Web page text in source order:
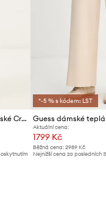
adidas Originals tepláky dámské Crochet
*-5 % s kódem: LST
Guess dámské
Aktuální cena:
1799 Kč
Běžná cena: 2989 Kč
Nejnižší cena za posledních